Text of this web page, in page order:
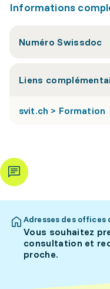
Informations
Numéro Swissdoc
Liens
svit.ch > Formation
Adresses des offices
Vous souhaitez
consultation et
proche.